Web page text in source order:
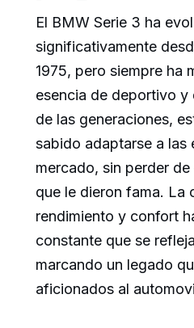
El BMW Serie 3 ha
significativamente
1975, pero siempre ha
esencia de deportivo y
de las generaciones,
sabido adaptarse a las
mercado, sin perder
que le dieron fama. La
rendimiento y confort
constante que se
marcando un legado
aficionados al